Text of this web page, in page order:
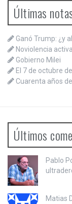
Últimas
Ganó Trump: ¿y
Noviolencia
Gobierno Milei
El 7 de octubre
Cuarenta años
Últimos
Pablo
Matias